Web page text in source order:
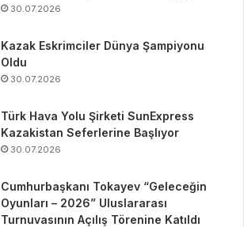
30.07.2026
Kazak Eskrimciler Dünya Şampiyonu
Oldu
30.07.2026
Türk Hava Yolu Şirketi SunExpress
Kazakistan Seferlerine Başlıyor
30.07.2026
Cumhurbaşkanı Tokayev “Geleceğin
Oyunları – 2026” Uluslararası
Turnuvasının Açılış Törenine Katıldı